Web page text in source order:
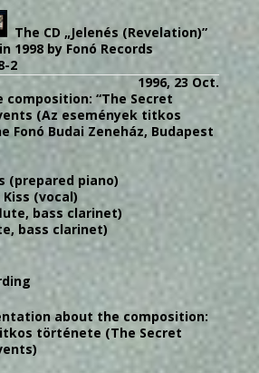
The CD „Jelenés (Revelation)”
1998 by Fonó Records
2
1996, 23 Oct.
composition: “The Secret
(Az események titkos
Fonó Budai Zeneház, Budapest
(prepared piano)
Kiss (vocal)
bass clarinet)
bass clarinet)
about the composition:
története (The Secret